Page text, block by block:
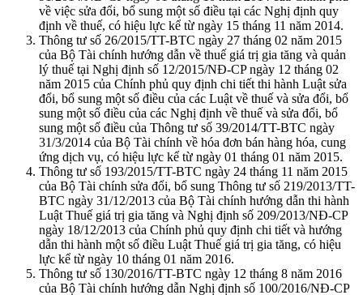
về việc sửa đổi, bổ sung một số điều tại các Nghị định quy
định về thuế, có hiệu lực kể từ ngày 15 tháng 11 năm 2014.
Thông tư số 26/2015/TT-BTC ngày 27 tháng 02 năm 2015
của Bộ Tài chính hướng dẫn về thuế giá trị gia tăng và quản
lý thuế tại Nghị định số 12/2015/NĐ-CP ngày 12 tháng 02
năm 2015 của Chính phủ quy định chi tiết thi hành Luật sửa
đổi, bổ sung một số điều của các Luật về thuế và sửa đổi, bổ
sung một số điều của các Nghị định về thuế và sửa đổi, bổ
sung một số điều của Thông tư số 39/2014/TT-BTC ngày
31/3/2014 của Bộ Tài chính về hóa đơn bán hàng hóa, cung
ứng dịch vụ, có hiệu lực kể từ ngày 01 tháng 01 năm 2015.
Thông tư số 193/2015/TT-BTC ngày 24 tháng 11 năm 2015
của Bộ Tài chính sửa đổi, bổ sung Thông tư số 219/2013/TT-
BTC ngày 31/12/2013 của Bộ Tài chính hướng dẫn thi hành
Luật Thuế giá trị gia tăng và Nghị định số 209/2013/NĐ-CP
ngày 18/12/2013 của Chính phủ quy định chi tiết và hướng
dẫn thi hành một số điều Luật Thuế giá trị gia tăng, có hiệu
lực kể từ ngày 10 tháng 01 năm 2016.
Thông tư số 130/2016/TT-BTC ngày 12 tháng 8 năm 2016
của Bộ Tài chính hướng dẫn Nghị định số 100/2016/NĐ-CP